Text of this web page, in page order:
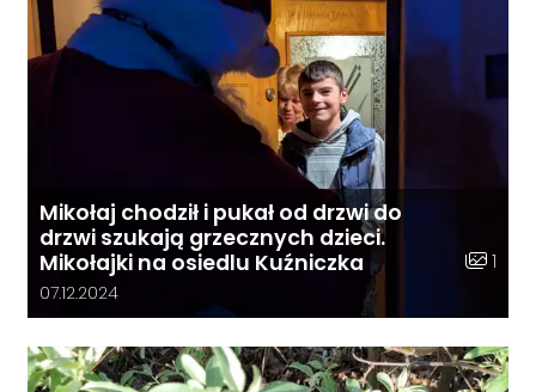
Mikołaj chodził i pukał od drzwi do
drzwi szukają grzecznych dzieci.
Mikołajki na osiedlu Kuźniczka
Liczba
1
Data dodania galerii:
07.12.2024